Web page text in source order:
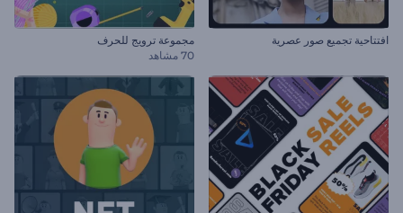
افتتاحية تجميع صور عصرية
مجموعة ترويج للحرف
70 مشاهد